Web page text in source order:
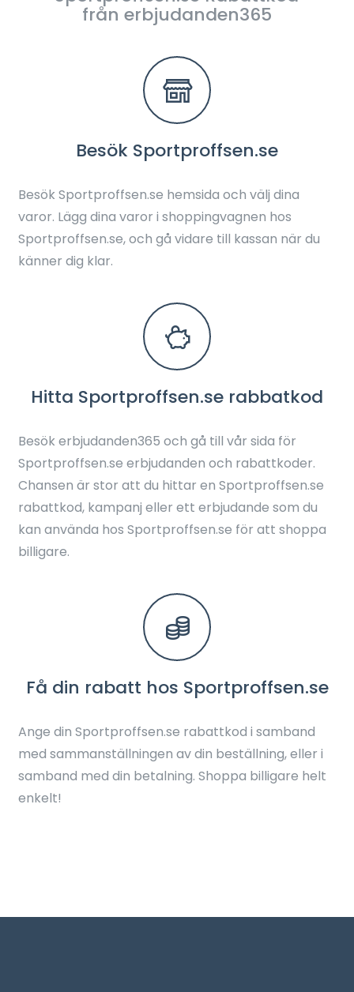
från erbjudanden365
Besök Sportproffsen.se
Besök Sportproffsen.se hemsida och välj dina
varor. Lägg dina varor i shoppingvagnen hos
Sportproffsen.se, och gå vidare till kassan när du
känner dig klar.
Hitta Sportproffsen.se rabbatkod
Besök erbjudanden365 och gå till vår sida för
Sportproffsen.se erbjudanden och rabattkoder.
Chansen är stor att du hittar en Sportproffsen.se
rabattkod, kampanj eller ett erbjudande som du
kan använda hos Sportproffsen.se för att shoppa
billigare.
Få din rabatt hos Sportproffsen.se
Ange din Sportproffsen.se rabattkod i samband
med sammanställningen av din beställning, eller i
samband med din betalning. Shoppa billigare helt
enkelt!